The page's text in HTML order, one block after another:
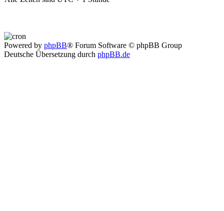
Powered by phpBB® Forum Software © phpBB Group
Deutsche Übersetzung durch phpBB.de